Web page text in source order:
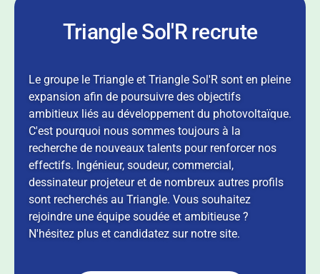
Triangle Sol'R recrute
Le groupe le Triangle et Triangle Sol'R sont en pleine
expansion afin de poursuivre des objectifs
ambitieux liés au développement du photovoltaïque.
C'est pourquoi nous sommes toujours à la
recherche de nouveaux talents pour renforcer nos
effectifs. Ingénieur, soudeur, commercial,
dessinateur projeteur et de nombreux autres profils
sont recherchés au Triangle. Vous souhaitez
rejoindre une équipe soudée et ambitieuse ?
N'hésitez plus et candidatez sur notre site.